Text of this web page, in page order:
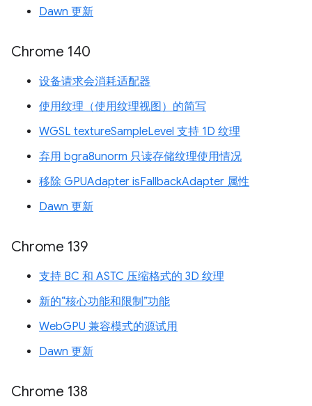
Dawn 更新
Chrome 140
设备请求会消耗适配器
使用纹理（使用纹理视图）的简写
WGSL textureSampleLevel 支持 1D 纹理
弃用 bgra8unorm 只读存储纹理使用情况
移除 GPUAdapter isFallbackAdapter 属性
Dawn 更新
Chrome 139
支持 BC 和 ASTC 压缩格式的 3D 纹理
新的“核心功能和限制”功能
WebGPU 兼容模式的源试用
Dawn 更新
Chrome 138